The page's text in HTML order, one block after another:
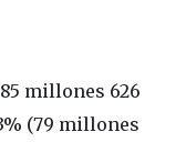
millones 626
(79 millones